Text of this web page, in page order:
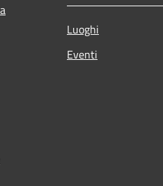
Luoghi
Eventi